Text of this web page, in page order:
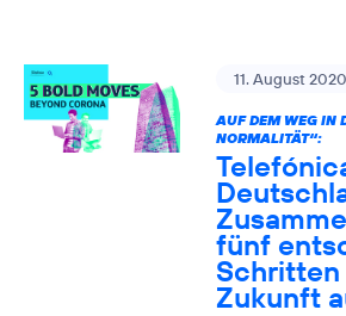
11. August 2020
AUF DEM WEG IN
NORMALITÄT“:
fünf
Schritten
Zukunft